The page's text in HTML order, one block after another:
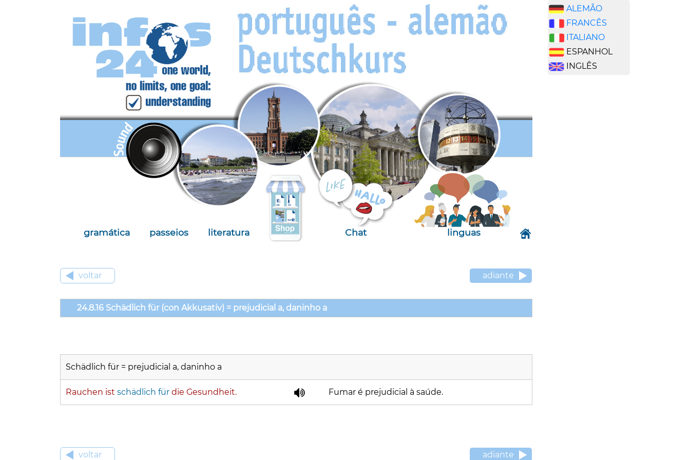
gramática passeios literatura Chat linguas
voltar adiante
24.8.16 Schädlich für (con Akkusativ) = prejudicial a, daninho a
Schädlich für = prejudicial a, daninho a
Rauchen ist schädlich für die Gesundheit. Fumar é prejudicial à saúde.
voltar adiante
ALEMÃO
FRANCÊS
ITALIANO
ESPANHOL
INGLÊS